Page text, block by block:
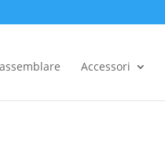
Accessori